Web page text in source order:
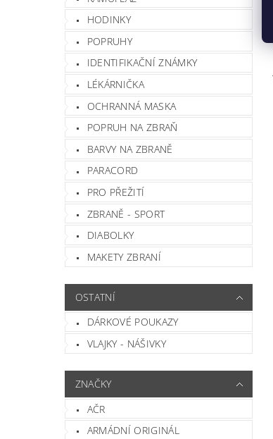
HODINKY
POPRUHY
IDENTIFIKAČNÍ ZNÁMKY
LÉKÁRNIČKA
OCHRANNÁ MASKA
POPRUH NA ZBRAŇ
BARVY NA ZBRANĚ
PARACORD
PRO PŘEŽITÍ
ZBRANĚ - SPORT
DIABOLKY
MAKETY ZBRANÍ
OSTATNÍ
DÁRKOVÉ POUKAZY
VLAJKY - NÁŠIVKY
ZNAČKY
AČR
ARMÁDNÍ ORIGINÁL